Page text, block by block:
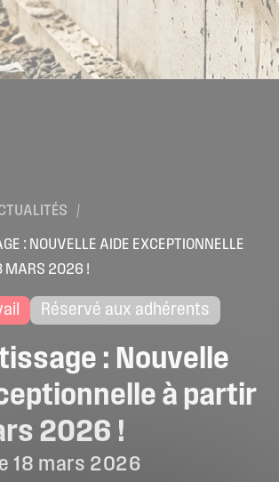
/
: NOUVELLE AIDE EXCEPTIONNELLE
MARS 2026 !
Réservé aux adhérents
: Nouvelle
à partir
2026 !
18 mars 2026